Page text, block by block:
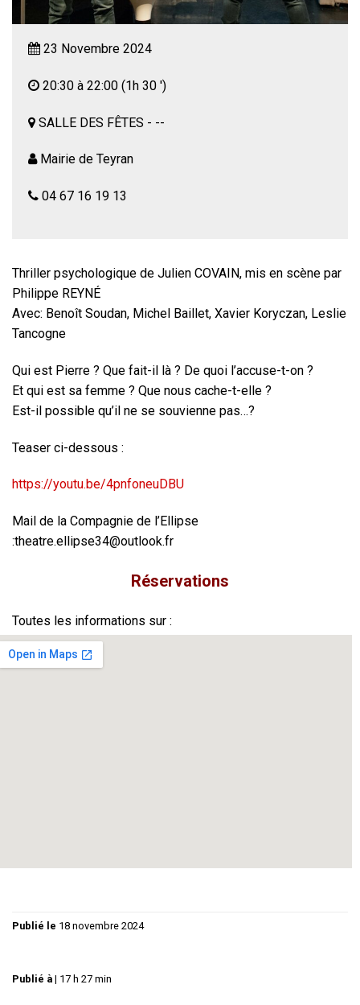
23 Novembre 2024
20:30 à 22:00 (1h 30 ')
SALLE DES FÊTES - --
Mairie de Teyran
04 67 16 19 13
Thriller psychologique de Julien COVAIN, mis en scène par
Philippe REYNÉ
Avec: Benoît Soudan, Michel Baillet, Xavier Koryczan, Leslie
Tancogne
Qui est Pierre ? Que fait-il là ? De quoi l’accuse-t-on ?
Et qui est sa femme ? Que nous cache-t-elle ?
Est-il possible qu’il ne se souvienne pas…?
Teaser ci-dessous :
https://youtu.be/4pnfoneuDBU
Mail de la Compagnie de l’Ellipse
:theatre.ellipse34@outlook.fr
Réservations
Toutes les informations sur :
https://mediateyran.com/node/content/nid/388370
Publié le 18 novembre 2024
Publié à | 17 h 27 min